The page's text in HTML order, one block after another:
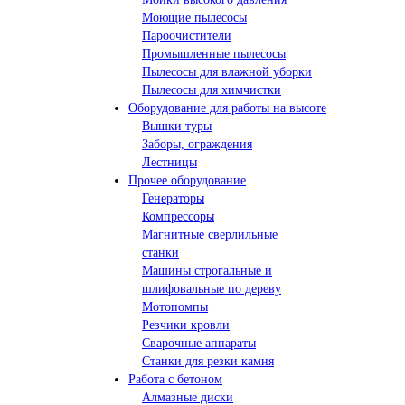
Моющие пылесосы
Пароочистители
Промышленные пылесосы
Пылесосы для влажной уборки
Пылесосы для химчистки
Оборудование для работы на высоте
Вышки туры
Заборы, ограждения
Лестницы
Прочее оборудование
Генераторы
Компрессоры
Магнитные сверлильные
станки
Машины строгальные и
шлифовальные по дереву
Мотопомпы
Резчики кровли
Сварочные аппараты
Станки для резки камня
Работа с бетоном
Алмазные диски